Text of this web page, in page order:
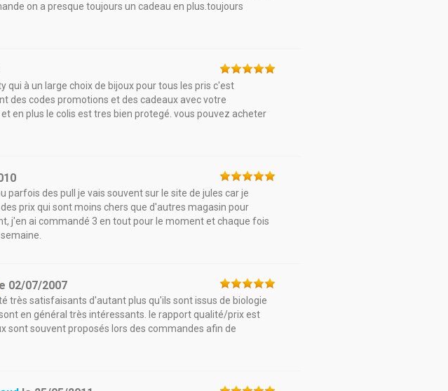
on a presque toujours un cadeau en plus.toujours
à un large choix de bijoux pour tous les pris c'est
des codes promotions et des cadeaux avec votre
en plus le colis est tres bien protegé. vous pouvez acheter
parfois des pull je vais souvent sur le site de jules car je
prix qui sont moins chers que d'autres magasin pour
j'en ai commandé 3 en tout pour le moment et chaque fois
02/07/2007
très satisfaisants d'autant plus qu'ils sont issus de biologie
en général très intéressants. le rapport qualité/prix est
sont souvent proposés lors des commandes afin de